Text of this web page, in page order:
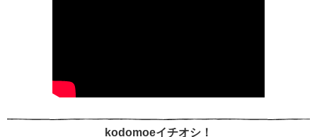
kodomoeイチオシ！